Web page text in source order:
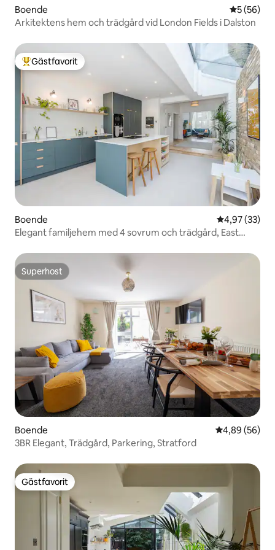
Boende 5 av 5 i
5 (56)
Arkitektens hem och trädgård vid London Fields i Dalston
Populär gästfavorit
Gästfavorit
Boende 4,97 av 5 i
4,97 (33)
Elegant familjehem med 4 sovrum och trädgård, East
Superhost
Superhost
Boende 4,89 av 5 i
4,89 (56)
3BR Elegant, Trädgård, Parkering, Stratford
Gästfavorit
Gästfavorit